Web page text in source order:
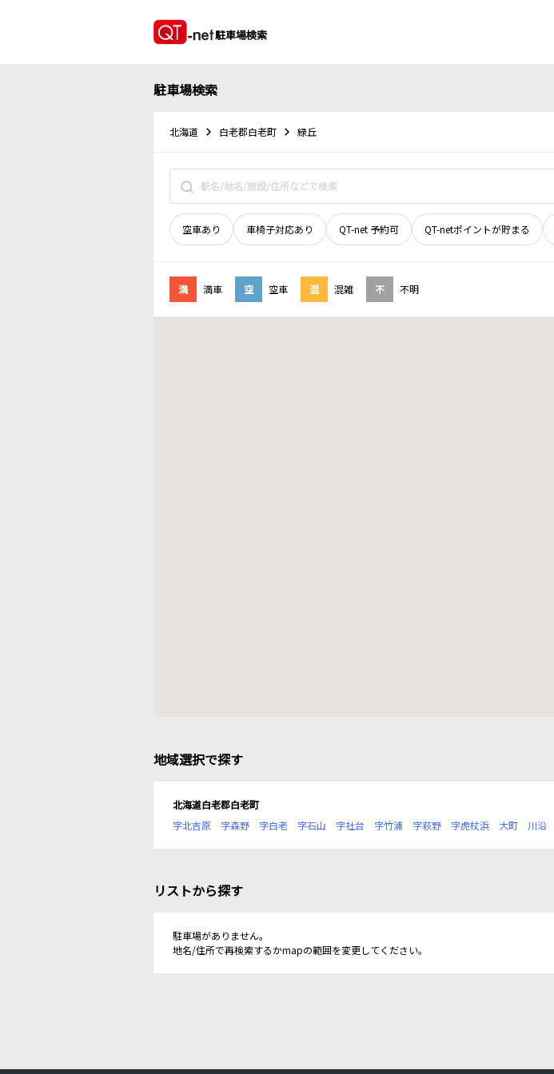
駐車場検索
駐車場検索
北海道 白老郡白老町 緑丘
空車あり 車椅子対応あり QT-net 予約可 QT-netポイントが貯まる
満 満車 空 空車 混 混雑 不 不明
地域選択で探す
北海道白老郡白老町
字北吉原
字森野 字白老 字石山 字社台 字竹浦 字萩野 字虎杖浜 大町 川沿
リストから探す
駐車場がありません。
地名/住所で再検索するかmapの範囲を変更してください。